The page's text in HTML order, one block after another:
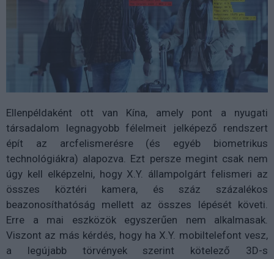
Ellenpéldaként ott van Kína, amely pont a nyugati
társadalom legnagyobb félelmeit jelképező rendszert
épít az arcfelismerésre (és egyéb biometrikus
technológiákra) alapozva. Ezt persze megint csak nem
úgy kell elképzelni, hogy X.Y. állampolgárt felismeri az
összes köztéri kamera, és száz százalékos
beazonosíthatóság mellett az összes lépését követi.
Erre a mai eszközök egyszerűen nem alkalmasak.
Viszont az más kérdés, hogy ha X.Y. mobiltelefont vesz,
a legújabb törvények szerint kötelező 3D-s